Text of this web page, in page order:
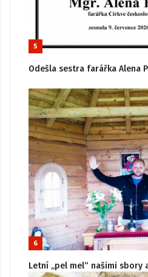
5
Odešla sestra farářka Alena
6
Letní „pel mel“ našimi sbory